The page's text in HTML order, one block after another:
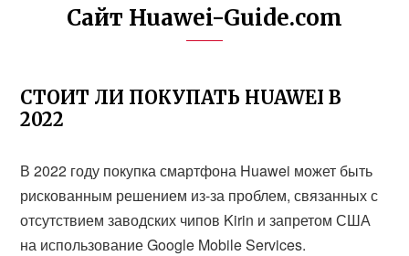
Сайт Huawei-Guide.com
СТОИТ ЛИ ПОКУПАТЬ HUAWEI В
2022
В 2022 году покупка смартфона Huawei может быть
рискованным решением из-за проблем, связанных с
отсутствием заводских чипов Kirin и запретом США
на использование Google Mobile Services.